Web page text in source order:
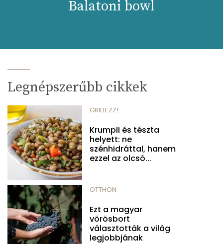
Balatoni bowl
Legnépszerűbb cikkek
GRILLEZZ!
Krumpli és tészta
helyett: ne
szénhidráttal, hanem
ezzel az olcsó...
OTTHON
Ezt a magyar
vörösbort
választották a világ
legjobbjának